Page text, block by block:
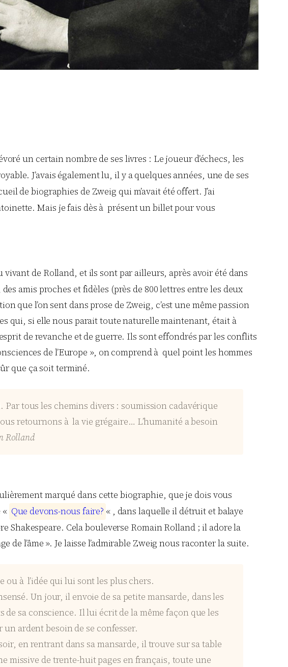
un certain nombre de ses livres : Le joueur d’échecs, les
J’avais également lu, il y a quelques années, une de ses
de biographies de Zweig qui m’avait été offert. J’ai
Mais je fais dès à présent un billet pour vous
de Rolland, et ils sont par ailleurs, après avoir été dans
amis proches et fidèles (près de 800 lettres entre les deux
que l’on sent dans prose de Zweig, c’est une même passion
qui, si elle nous parait toute naturelle maintenant, était à
de revanche et de guerre. Ils sont effondrés par les conflits
de l’Europe », on comprend à quel point les hommes
que ça soit terminé.
Par tous les chemins divers : soumission cadavérique
retournons à la vie grégaire… L’humanité a besoin
Rolland
marqué dans cette biographie, que je dois vous
« Que devons-nous faire? « , dans laquelle il détruit et balaye
Shakespeare. Cela bouleverse Romain Rolland ; il adore la
l’âme ». Je laisse l’admirable Zweig nous raconter la suite.
ou à l’idée qui lui sont les plus chers.
Un jour, il envoie de sa petite mansarde, dans les
sa conscience. Il lui écrit de la même façon que les
un ardent besoin de se confesser.
en rentrant dans sa mansarde, il trouve sur sa table
missive de trente-huit pages en français, toute une